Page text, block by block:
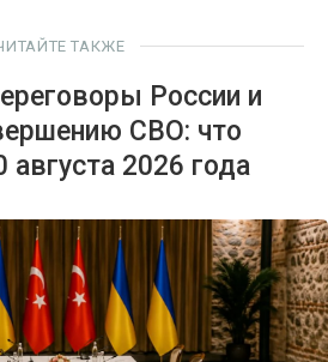
ТАКЖЕ
России и
СВО: что
августа 2026 года